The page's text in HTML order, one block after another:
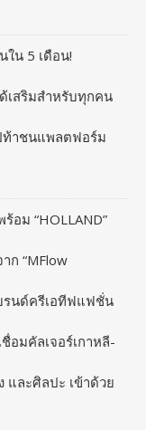
ใน 5 เดือน!
เสริมสำหรับทุกคน
ท้าชนแพลตฟอร์ม
อม “HOLLAND”
ก “MFlow
บรนด์ครีเอทีฟแฟชั่น
อมคัลเจอร์เกาหลี-
ละศิลปะ เข้าด้วย